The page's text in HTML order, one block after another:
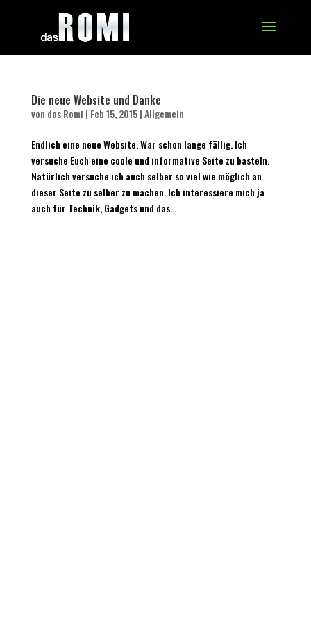
Die neue Website und Danke
von das Romi | Feb 15, 2015|Allgemein
Endlich eine neue Website. War schon lange fällig. Ich
versuche Euch eine coole und informative Seite zu basteln.
Natürlich versuche ich auch selber so viel wie möglich an
dieser Seite zu selber zu machen. Ich interessiere mich ja
auch für Technik, Gadgets und das...